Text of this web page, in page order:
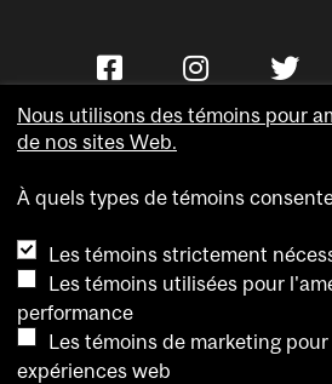
Accessibilité
Confidentialité
Avis sur les
Nous utilisons des témoins pour
de nos sites Web.
À quels types de témoins
Les témoins strictement
Les témoins utilisées pour
performance
Les témoins de marketing
expériences web